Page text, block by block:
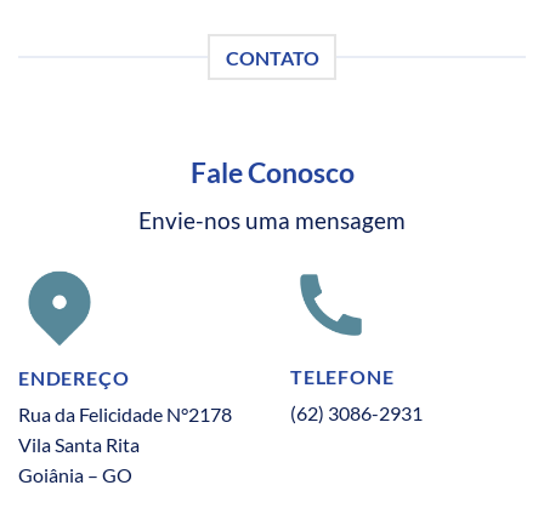
CONTATO
Fale Conosco
Envie-nos uma mensagem
ENDEREÇO
Rua da Felicidade N°2178
Vila Santa Rita
Goiânia – GO
TELEFONE
(62) 3086-2931